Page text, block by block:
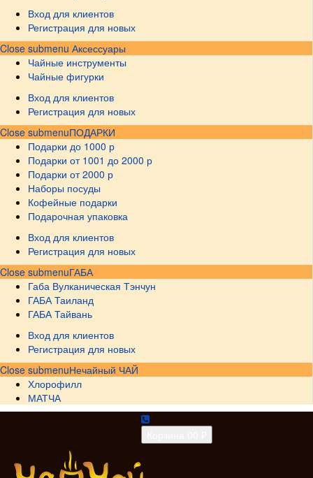
Вход для клиентов
Регистрация для новых
Close submenu Аксессуары
Чайные инструменты
Чайные фигурки
Вход для клиентов
Регистрация для новых
Close submenuПОДАРКИ
Подарки до 1000 р
Подарки от 1001 до 2000 р
Подарки от 2000 р
Наборы посуды
Кофейные подарки
Подарочная упаковка
Вход для клиентов
Регистрация для новых
Close submenuГАБА
Габа Вулканическая Тэнчун
ГАБА Таиланд
ГАБА Тайвань
Вход для клиентов
Регистрация для новых
Close submenuНечайный ЧАЙ
Хлорофилл
МАТЧА